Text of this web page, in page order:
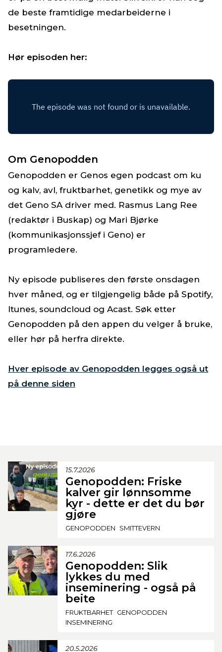
de beste framtidige medarbeiderne i
besetningen.
Hør episoden her:
Om Genopodden
Genopodden er Genos egen podcast om ku
og kalv, avl, fruktbarhet, genetikk og mye av
det Geno SA driver med. Rasmus Lang Ree
(redaktør i Buskap) og Mari Bjørke
(kommunikasjonssjef i Geno) er
programledere.
Ny episode publiseres den første onsdagen
hver måned, og er tilgjengelig både på Spotify,
Itunes, soundcloud og Acast. Søk etter
Genopodden på den appen du velger å bruke,
eller hør på herfra direkte.
Hver episode av Genopodden legges også ut
på denne siden
15.7.2026
Genopodden: Friske
kalver gir lønnsomme
kyr - dette er det du bør
gjøre
GENOPODDEN SMITTEVERN
17.6.2026
Genopodden: Slik
lykkes du med
inseminering - også på
beite
FRUKTBARHET GENOPODDEN
INSEMINERING
20.5.2026